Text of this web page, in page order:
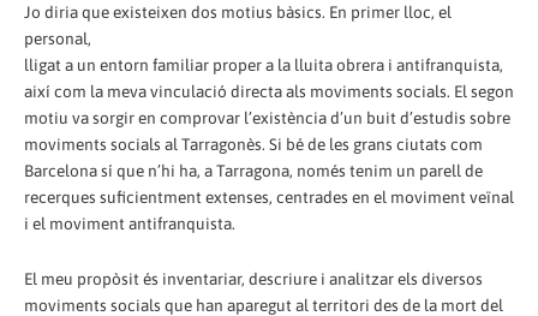
Jo diria que existeixen dos motius bàsics. En primer lloc, el
personal,
lligat a un entorn familiar proper a la lluita obrera i antifranquista,
així com la meva vinculació directa als moviments socials. El segon
motiu va sorgir en comprovar l’existència d’un buit d’estudis sobre
moviments socials al Tarragonès. Si bé de les grans ciutats com
Barcelona sí que n’hi ha, a Tarragona, només tenim un parell de
recerques suficientment extenses, centrades en el moviment veïnal
i el moviment antifranquista.
El meu propòsit és inventariar, descriure i analitzar els diversos
moviments socials que han aparegut al territori des de la mort del